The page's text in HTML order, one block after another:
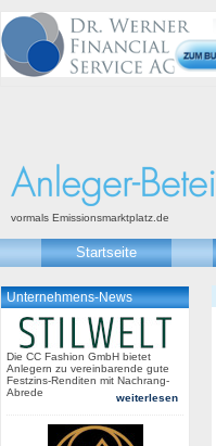
vormals Emissionsmarktplatz.de
Startseite
Unternehmens-News
Die CC Fashion GmbH bietet
Anlegern zu vereinbarende gute
Festzins-Renditen mit Nachrang-
Abrede
weiterlesen